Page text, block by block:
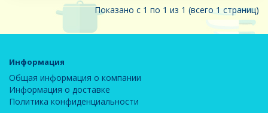
Показано с 1 по 1 из 1 (всего 1 страниц)
Информация
Общая информация о компании
Информация о доставке
Политика конфиденциальности